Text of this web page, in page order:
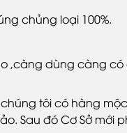
chủng loại 100%.
,càng dùng càng
tôi có hàng
Sau đó Cơ Sở mới